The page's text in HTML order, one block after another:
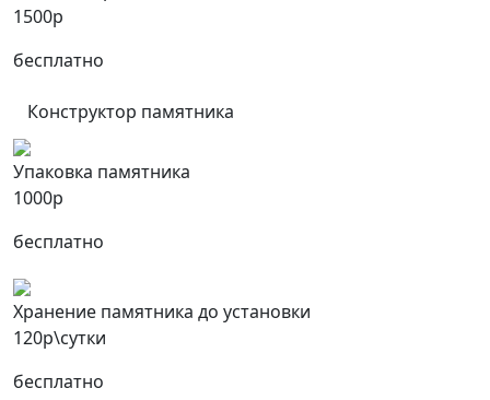
1500р
бесплатно
Конструктор памятника
Упаковка памятника
1000р
бесплатно
Хранение памятника до установки
120р\сутки
бесплатно